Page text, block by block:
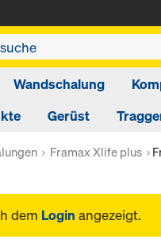
Wandschalung
Gerüst
Framax Xlife plus
dem Login angezeigt.